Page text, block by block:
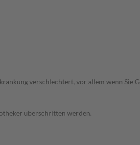
verschlechtert, vor allem wenn Sie
überschritten werden.